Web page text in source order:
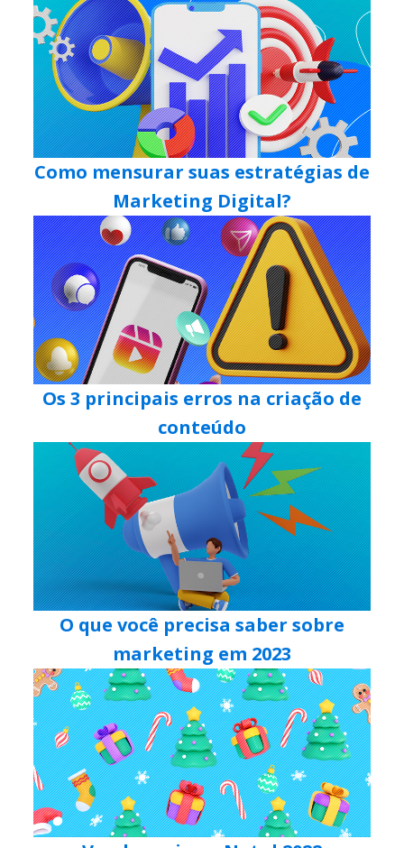
Como mensurar suas estratégias de
Marketing Digital?
Os 3 principais erros na criação de
conteúdo
O que você precisa saber sobre
marketing em 2023